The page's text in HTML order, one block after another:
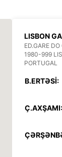
LISBON
ED.GARE
1980-999
PORTUGAL
B.ERTƏSI:
Ç.AXŞAMI: